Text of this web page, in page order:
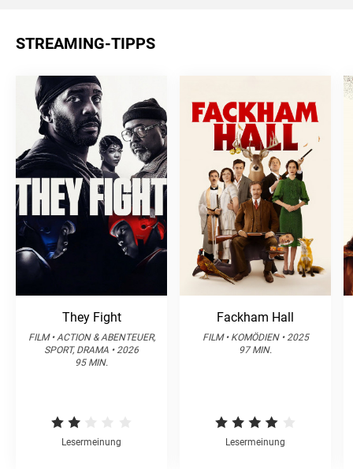
STREAMING-TIPPS
They Fight
FILM • ACTION & ABENTEUER,
SPORT, DRAMA • 2026
95 MIN.
Lesermeinung
Fackham Hall
FILM • KOMÖDIEN • 2025
97 MIN.
Lesermeinung